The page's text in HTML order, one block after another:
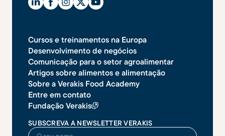
Cursos e treinamentos na Europa
Desenvolvimento de negócios
Comunicação para o setor agroalimentar
Artigos sobre alimentos e alimentação
Sobre a Verakis Food Academy
Entre em contato
Fundação Verakis
SUBSCREVA A NEWSLETTER VERAKIS
O seu nome